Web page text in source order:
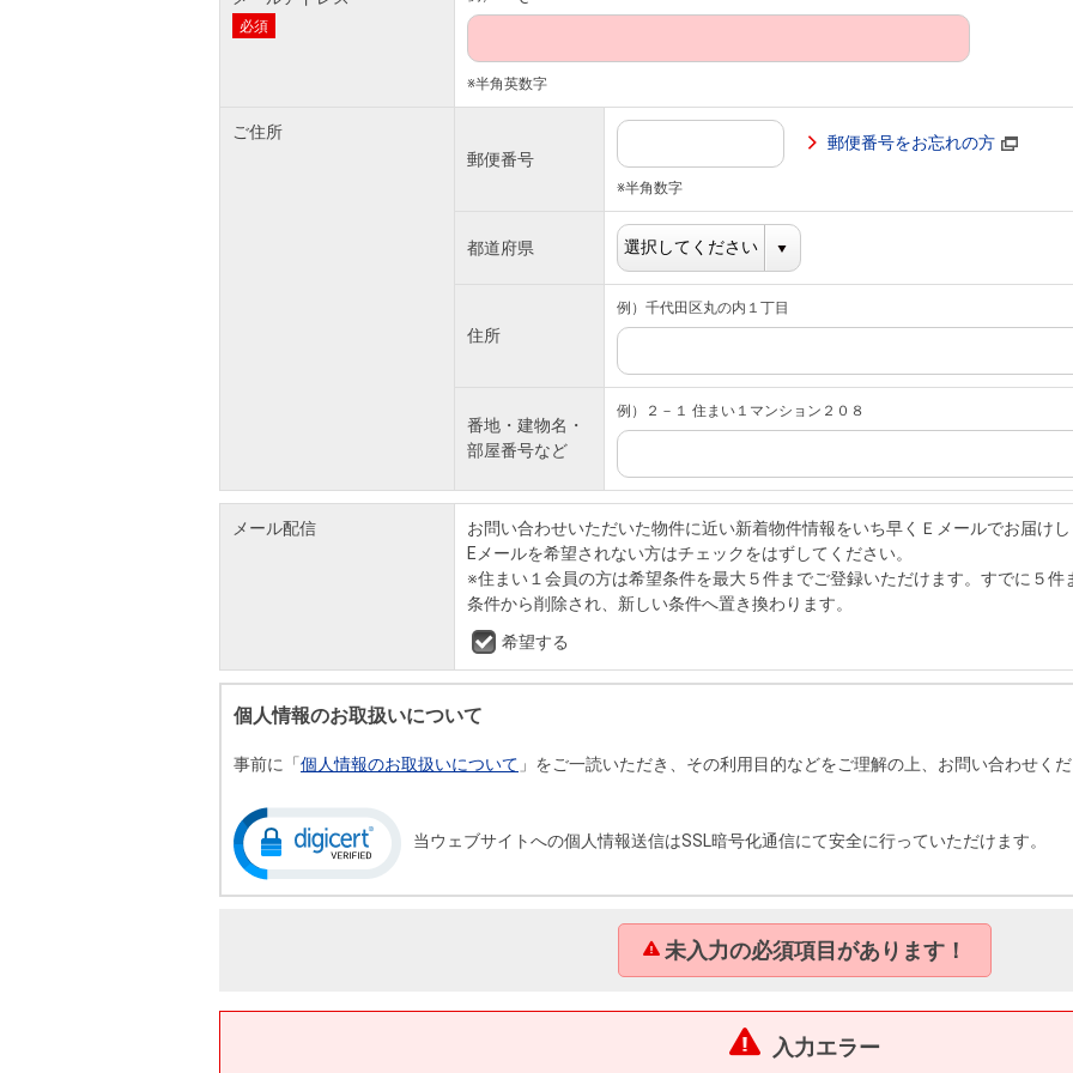
必須
※半角英数字
ご住所
郵便番号
※半角数字
郵便番号をお忘れの方
都道府県
住所
例）千代田区丸の内１丁目
番地・建物名・
部屋番号など
例）２－１ 住まい１マンション２０８
メール配信
お問い合わせいただいた物件に近い新着物件情報をいち早くＥメールでお届け
Eメールを希望されない方はチェックをはずしてください。
※住まい１会員の方は希望条件を最大５件までご登録いただけます。すでに５
条件から削除され、新しい条件へ置き換わります。
希望する
個人情報のお取扱いについて
事前に「個人情報のお取扱いについて 」をご一読いただき、その利用目的などをご理解の上、お問い合わせく
当ウェブサイトへの個人情報送信はSSL暗号化通信にて安全に行っていただけます。
未入力の必須項目があります！
入力エラー